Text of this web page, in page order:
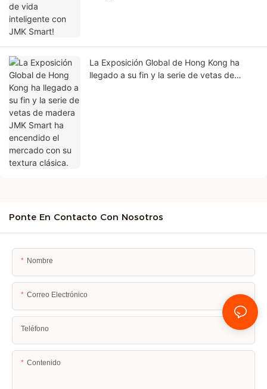
La Exposición Global de Hong Kong ha
llegado a su fin y la serie de vetas de
Ponte En Contacto Con Nosotros
Nombre
Correo Electrónico
Teléfono
Contenido